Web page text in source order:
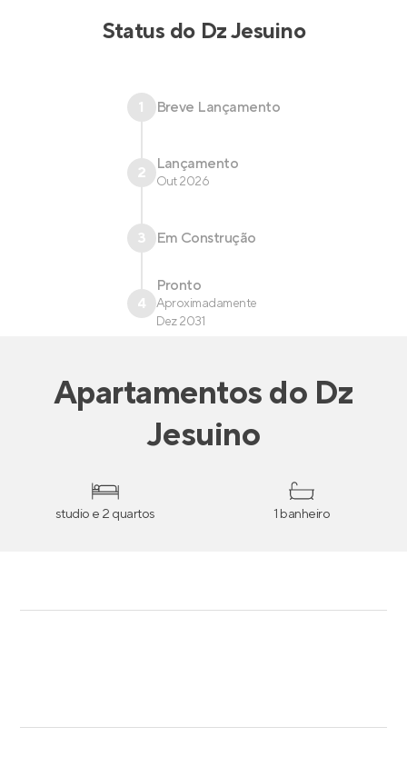
Status do Dz Jesuino
1 Breve Lançamento
2 Lançamento
Out 2026
3 Em Construção
4
Pronto
Aproximadamente
Dez 2031
Apartamentosdo Dz
Jesuino
studio e 2 quartos 1 banheiro